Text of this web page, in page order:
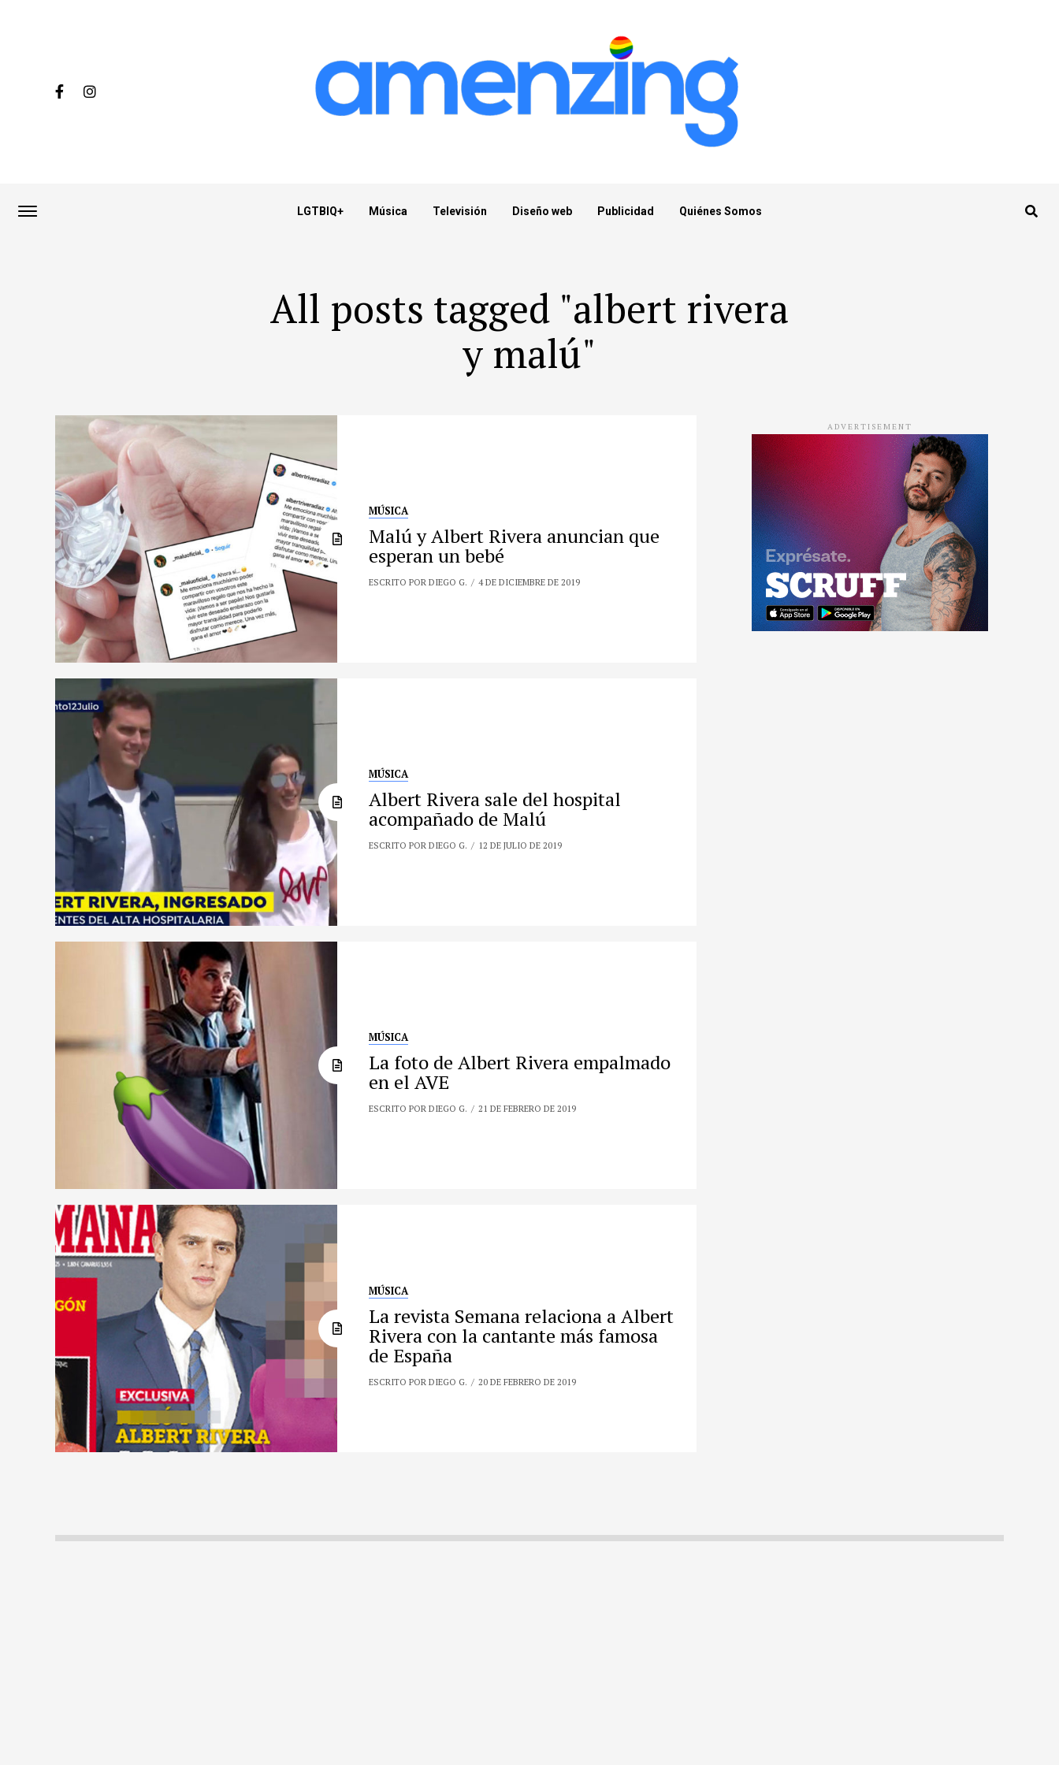
LGTBIQ+ Música Televisión Diseño web Publicidad Quiénes Somos
All posts tagged "albert rivera
y malú"
MÚSICA
Malú y Albert Rivera anuncian que
esperan un bebé
ESCRITO POR DIEGO G. 4 DE DICIEMBRE DE 2019
MÚSICA
Albert Rivera sale del hospital
acompañado de Malú
ESCRITO POR DIEGO G. 12 DE JULIO DE 2019
MÚSICA
La foto de Albert Rivera empalmado
en el AVE
ESCRITO POR DIEGO G. 21 DE FEBRERO DE 2019
MÚSICA
La revista Semana relaciona a Albert
Rivera con la cantante más famosa
de España
ESCRITO POR DIEGO G. 20 DE FEBRERO DE 2019
ADVERTISEMENT